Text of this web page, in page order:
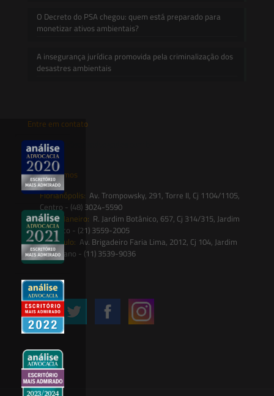
O Decreto do PSA chegou: quem está preparado para
monetizar ativos ambientais?
A insegurança jurídica promovida pela criminalização dos
desastres ambientais
Entre em contato
contato@saesadvogados.com.br
Onde estamos
Florianópolis: Av. Trompowsky, 291, Torre II, Cj 1104/1105,
Centro - (48) 3024-5590
Rio de Janeiro: R. Jardim Botânico, 657, Cj 314/315, Jardim
Botânico - (21) 3559-2005
São Paulo: Av. Brigadeiro Faria Lima, 2012, Cj 104, Jardim
Paulistano - (11) 3539-9036
Siga-nos